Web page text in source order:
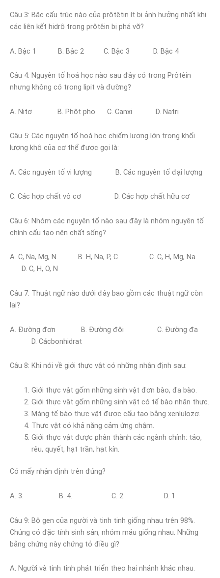
Câu 3: Bậc cấu trúc nào của prôtêtin ít bị ảnh hưởng nhất khi
các liên kết hidrô trong prôtêin bị phá vỡ?
A. Bậc 1 B. Bậc 2 C. Bậc 3 D. Bậc 4
Câu 4: Nguyên tố hoá học nào sau đây có trong Prôtêin
nhưng không có trong lipit và đường?
A. Nitơ B. Phôt pho C. Canxi D. Natri
Câu 5: Các nguyên tố hoá học chiếm lượng lớn trong khối
lượng khô của cơ thể được gọi là:
A. Các nguyên tố vi lượng B. Các nguyên tố đại lượng
C. Các hợp chất vô cơ D. Các hợp chất hữu cơ
Câu 6: Nhóm các nguyên tố nào sau đây là nhóm nguyên tố
chính cấu tạo nên chất sống?
A. C, Na, Mg, N B. H, Na, P, C C. C, H, Mg, Na
D. C, H, O, N
Câu 7: Thuật ngữ nào dưới đây bao gồm các thuật ngữ còn
lại?
A. Đường đơn B. Đường đôi C. Đường đa
D. Cácbonhidrat
Câu 8: Khi nói về giới thực vật có những nhận định sau:
Giới thực vật gốm những sinh vật đơn bào, đa bào.
Giới thực vật gốm những sinh vật có tế bào nhân thực.
Màng tế bào thực vật được cấu tạo bằng xenlulozơ.
Thực vật có khả năng cảm ứng chậm.
Giới thực vật được phân thành các ngành chính: tảo,
rêu, quyết, hạt trần, hạt kín.
Có mấy nhận định trên đúng?
A. 3. B. 4. C. 2. D. 1
Câu 9: Bộ gen của người và tinh tinh giống nhau trên 98%.
Chúng có đặc tính sinh sản, nhóm máu giống nhau. Những
bằng chứng này chứng tỏ điều gì?
A. Người và tinh tinh phát triển theo hai nhánh khác nhau.